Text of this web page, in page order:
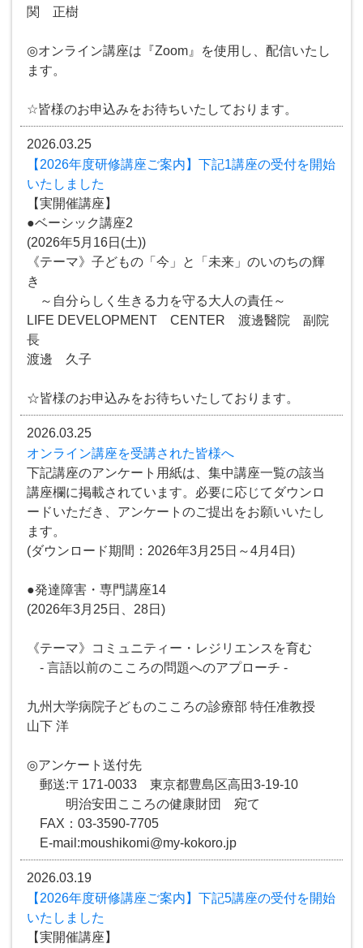
関 正樹
◎オンライン講座は『Zoom』を使用し、配信いたし
ます。
☆皆様のお申込みをお待ちいたしております。
2026.03.25
【2026年度研修講座ご案内】下記1講座の受付を開始
いたしました
【実開催講座】
●ベーシック講座2
(2026年5月16日(土))
《テーマ》子どもの「今」と「未来」のいのちの輝
き
～自分らしく生きる力を守る大人の責任～
LIFE DEVELOPMENT CENTER 渡邊醫院 副院
長
渡邊 久子
☆皆様のお申込みをお待ちいたしております。
2026.03.25
オンライン講座を受講された皆様へ
下記講座のアンケート用紙は、集中講座一覧の該当
講座欄に掲載されています。必要に応じてダウンロ
ードいただき、アンケートのご提出をお願いいたし
ます。
(ダウンロード期間：2026年3月25日～4月4日)
●発達障害・専門講座14
(2026年3月25日、28日)
《テーマ》コミュニティー・レジリエンスを育む
- 言語以前のこころの問題へのアプローチ -
九州大学病院子どものこころの診療部 特任准教授
山下 洋
◎アンケート送付先
郵送:〒171-0033 東京都豊島区高田3-19-10
明治安田こころの健康財団 宛て
FAX：03-3590-7705
E-mail:moushikomi@my-kokoro.jp
2026.03.19
【2026年度研修講座ご案内】下記5講座の受付を開始
いたしました
【実開催講座】